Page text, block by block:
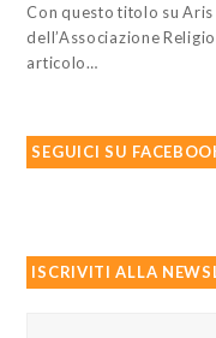
Con questo titolo su
dell’Associazione
articolo…
SEGUICI SU
ISCRIVITI ALLA